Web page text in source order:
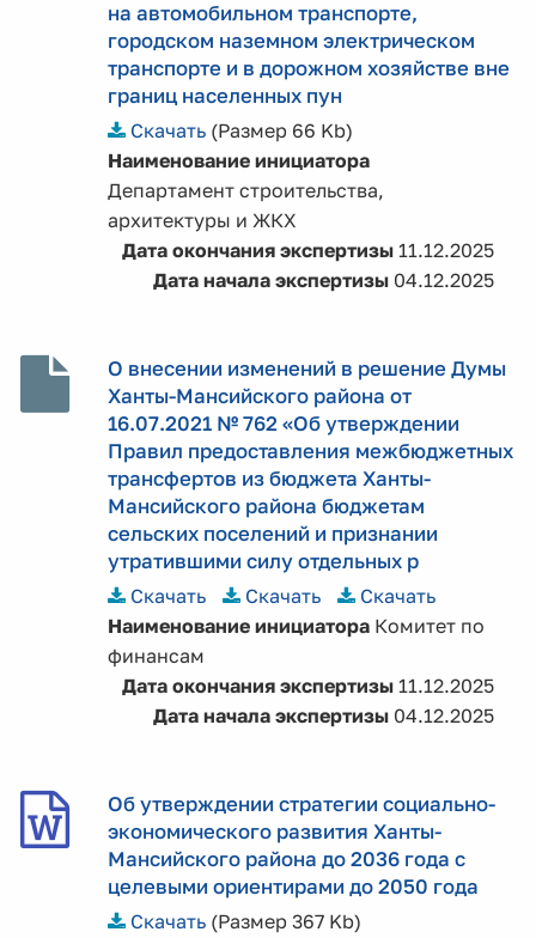
на автомобильном транспорте,
городском наземном электрическом
транспорте и в дорожном хозяйстве вне
границ населенных пун
Скачать(Размер 66 Kb)
Наименование инициатора
Департамент строительства,
архитектуры и ЖКХ
Дата окончания экспертизы11.12.2025
Дата начала экспертизы04.12.2025
О внесении изменений в решение Думы
Ханты-Мансийского района от
16.07.2021 № 762 «Об утверждении
Правил предоставления межбюджетных
трансфертов из бюджета Ханты-
Мансийского района бюджетам
сельских поселений и признании
утратившими силу отдельных р
Скачать
Скачать
Скачать
Наименование инициатора Комитет по
финансам
Дата окончания экспертизы11.12.2025
Дата начала экспертизы04.12.2025
Об утверждении стратегии социально-
экономического развития Ханты-
Мансийского района до 2036 года с
целевыми ориентирами до 2050 года
Скачать(Размер 367 Kb)